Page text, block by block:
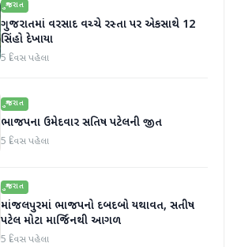
ગુજરાત
ગુજરાતમાં વરસાદ વચ્ચે રસ્તા પર એકસાથે 12
સિંહો દેખાયા
5 દિવસ પહેલા
ગુજરાત
ભાજપના ઉમેદવાર સતિષ પટેલની જીત
5 દિવસ પહેલા
ગુજરાત
માંજલપુરમાં ભાજપનો દબદબો યથાવત, સતીષ
પટેલ મોટા માર્જિનથી આગળ
5 દિવસ પહેલા